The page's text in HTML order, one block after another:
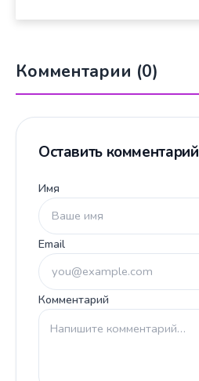
Комментарии (0)
Оставить комментарий
Имя
Email
Комментарий